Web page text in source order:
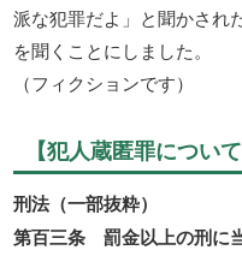
派な犯罪だよ」と聞かされ
を聞くことにしました。
（フィクションです）
【犯人蔵匿罪について
刑法（一部抜粋）
第百三条 罰金以上の刑に